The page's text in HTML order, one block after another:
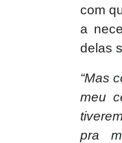
com
a
delas
“Mas
meu
pra